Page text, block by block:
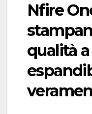
Nfire
qualità